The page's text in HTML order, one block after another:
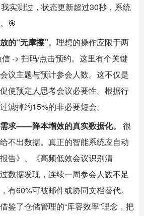
实测过，状态更新超过30秒，系统
🎯
的“无摩擦”。理想的操作应限于两
-> 扫码/点击预约。这里有个关键
议主题与预计参会人数。这不仅是
使预定人思考会议必要性。根据行
滤掉约15%的非必要短会。
求——降本增效的真实数据化。
​ 很
不出数据。真正的智能系统应自动
告》、《高频低效会议识别清
数据发现，连续一周参会人数不足
有60%可被邮件或协同文档替代。
鉴了仓储管理的“库容效率”理念，把